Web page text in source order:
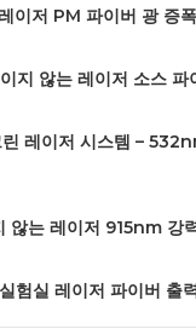
이저 PM 파이버 광 증
지 않는 레이저 소스 파
린 레이저 시스템 –
않는 레이저 915nm 강
실 레이저 파이버 출